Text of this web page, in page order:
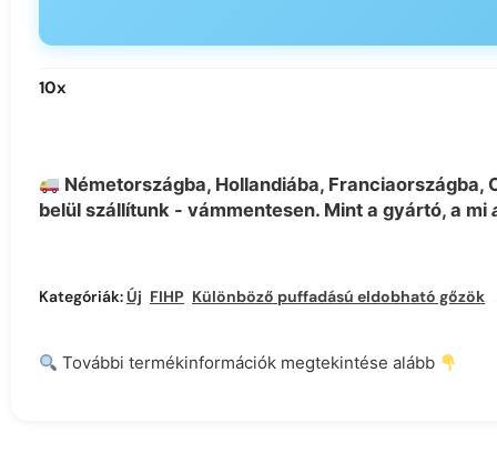
10x
Németországba, Hollandiába,
belül szállítunk - vámmentesen. Mint a gyártó, a mi
Kategóriák:Új FIHP Különböző puffadású eldobható gőzök
További termékinformációk megtekintése alább